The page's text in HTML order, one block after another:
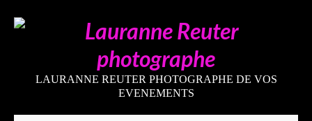
LAURANNE REUTER PHOTOGRAPHE DE VOS
EVENEMENTS